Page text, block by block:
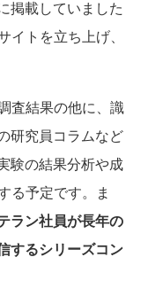
掲載していました
トを立ち上げ、
査結果の他に、識
研究員コラムなど
験の結果分析や成
る予定です。ま
ラン社員が長年の
するシリーズコン